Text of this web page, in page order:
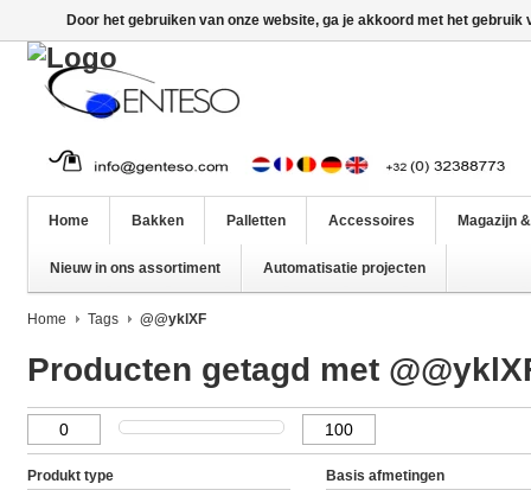
Home Bakken Palletten Accessoires Magazijn
Nieuw in ons assortiment Automatisatie projecten
Home Tags @@yklXF
Producten getagd met
Produkt type
Basis afmetingen
Door het gebruiken van onze website, ga je akkoord met het